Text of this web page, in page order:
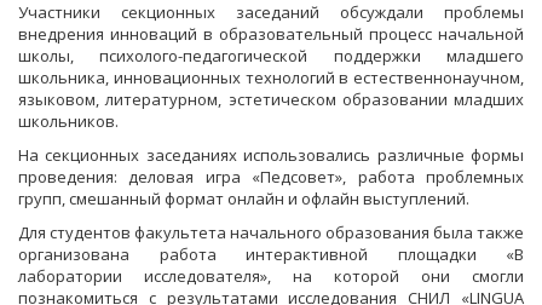
Участники секционных заседаний обсуждали проблемы
внедрения инноваций в образовательный процесс начальной
школы, психолого-педагогической поддержки младшего
школьника, инновационных технологий в естественнонаучном,
языковом, литературном, эстетическом образовании младших
школьников.
На секционных заседаниях использовались различные формы
проведения: деловая игра «Педсовет», работа проблемных
групп, смешанный формат онлайн и офлайн выступлений.
Для студентов факультета начального образования была также
организована работа интерактивной площадки «В
лаборатории исследователя», на которой они смогли
познакомиться с результатами исследования СНИЛ «LINGUA